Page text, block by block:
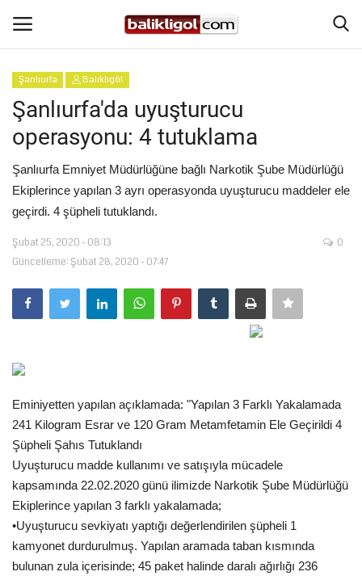
Giriş Yap
Anasayfa
Köşe Yazıları
Magazin
Şanlıurfa
Tekno Bilim
Ekonomi
Galeriler
Siyaset
Şanlıurfa Balıklıgöl
Şanlıurfa'da uyuşturucu
operasyonu: 4 tutuklama
Şanlıurfa Emniyet Müdürlüğüne bağlı Narkotik Şube Müdürlüğü
Ekiplerince yapılan 3 ayrı operasyonda uyuşturucu maddeler ele
geçirdi. 4 şüpheli tutuklandı.
Şubat 25, 2020 - 08:13
Güncelleme: Şubat 28, 2020 - 07:47
0
Eminiyetten yapılan açıklamada: "Yapılan 3 Farklı Yakalamada
241 Kilogram Esrar ve 120 Gram Metamfetamin Ele Geçirildi 4
Şüpheli Şahıs Tutuklandı
Uyuşturucu madde kullanımı ve satışıyla mücadele
kapsamında 22.02.2020 günü ilimizde Narkotik Şube Müdürlüğü
Ekiplerince yapılan 3 farklı yakalamada;
•Uyuşturucu sevkiyatı yaptığı değerlendirilen şüpheli 1
kamyonet durdurulmuş. Yapılan aramada taban kısmında
bulunan zula içerisinde; 45 paket halinde daralı ağırlığı 236